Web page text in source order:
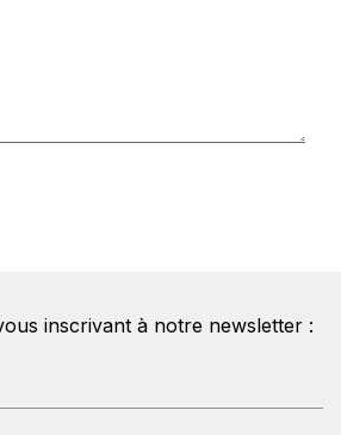
inscrivant à notre newsletter :